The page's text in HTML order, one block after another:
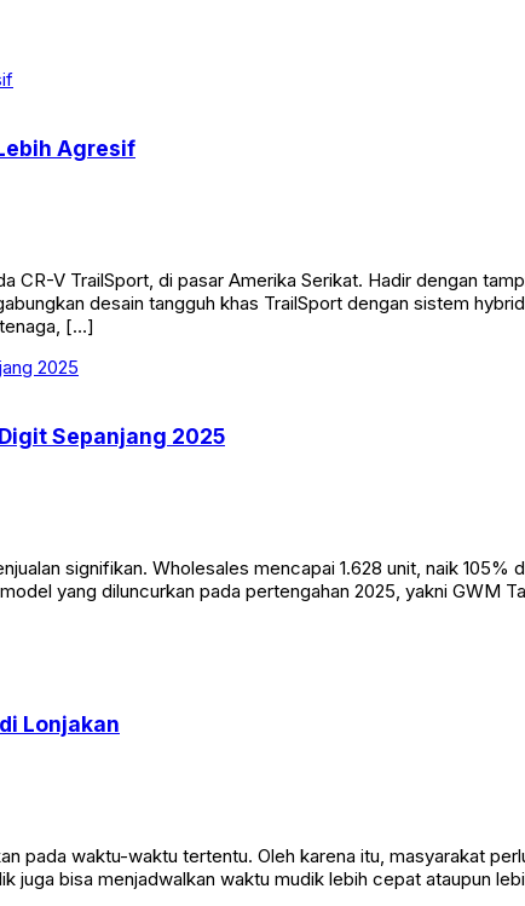
Agresif
CR-V TrailSport, di pasar Amerika Serikat. Hadir dengan
desain tangguh khas TrailSport dengan sistem
[…]
Sepanjang 2025
signifikan. Wholesales mencapai 1.628 unit, naik
yang diluncurkan pada pertengahan 2025, yakni GWM
Lonjakan
pada waktu-waktu tertentu. Oleh karena itu, masyarakat
juga bisa menjadwalkan waktu mudik lebih cepat ataupun